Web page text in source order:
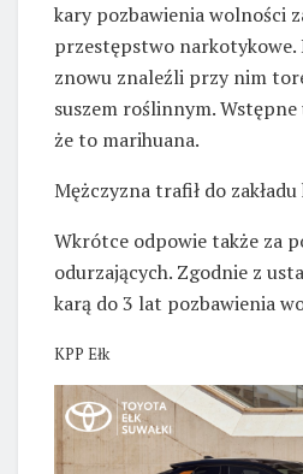
kary pozbawienia wolności
przestępstwo
znowu znaleźli przy nim
suszem roślinnym.
że to marihuana.
Mężczyzna trafił do
Wkrótce odpowie także za
odurzających. Zgodnie z
karą do 3 lat pozbawienia
KPP Ełk